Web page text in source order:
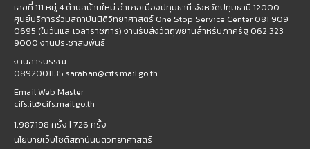
เลขที่ 111 หมู่ 4 ตำบลบ้านใหม่ อำเภอเมืองปทุมธานี จังหวัดปทุมธานี 12000
ศูนย์บริการร่วมสถาบันนิติวิทยาศาสตร์ One Stop Service Center 081 909
0695 (ในวันและเวลาราชการ) งานรับส่งวัตถุพยานสำหรับภาครัฐ 062 323
9000 งานประชาสัมพันธ์
งานสารบรรณ
0892001135 saraban@cifs.mail.go.th
Email Web Master
cifs.it@cifs.mail.go.th
1,987,198 ครั้ง | 726 ครั้ง
นโยบายเว็บไซต์สถาบันนิติวิทยาศาสตร์